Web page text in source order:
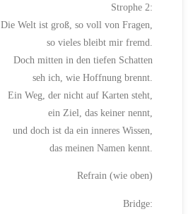
Strophe 2:
Die Welt ist groß, so voll von Fragen,
so vieles bleibt mir fremd.
Doch mitten in den tiefen Schatten
seh ich, wie Hoffnung brennt.
Ein Weg, der nicht auf Karten steht,
ein Ziel, das keiner nennt,
und doch ist da ein inneres Wissen,
das meinen Namen kennt.
Refrain (wie oben)
Bridge: